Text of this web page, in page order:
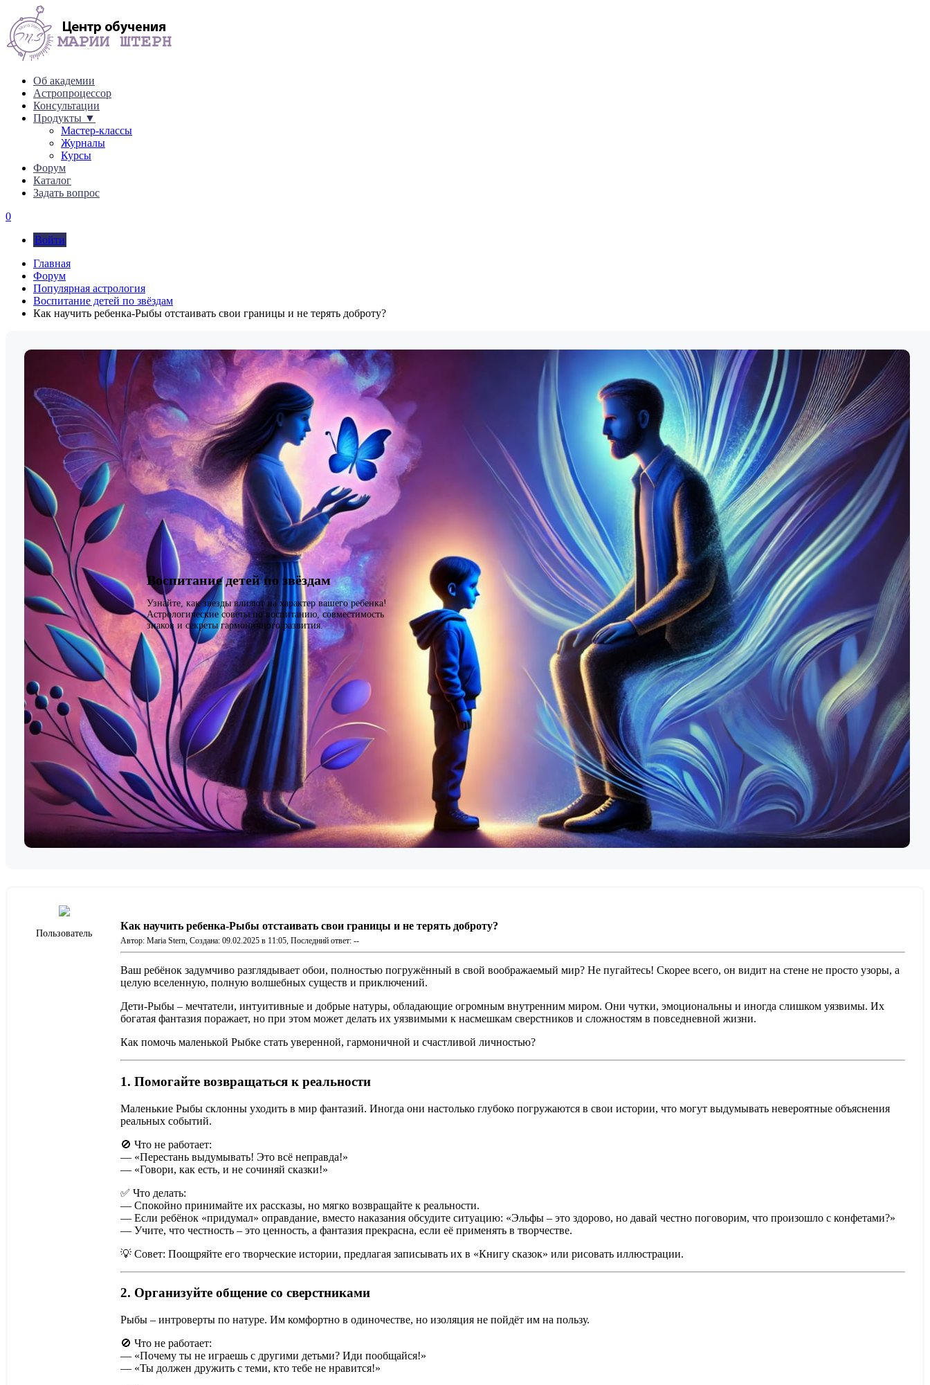
Об академии
Астропроцессор
Консультации
Продукты ▼
Мастер-классы
Журналы
Курсы
Форум
Каталог
Задать вопрос
0
Войти
Главная
Форум
Популярная астрология
Воспитание детей по звёздам
Как научить ребенка-Рыбы отстаивать свои границы и не терять доброту?
Воспитание детей по звёздам
Узнайте, как звезды влияют на характер вашего ребенка!
Астрологические советы по воспитанию, совместимость
знаков и секреты гармоничного развития.
Пользователь
Как научить ребенка-Рыбы отстаивать свои границы и не терять доброту?
Автор: Maria Stern, Создана: 09.02.2025 в 11:05, Последний ответ: --
Ваш ребёнок задумчиво разглядывает обои, полностью погружённый в свой воображаемый мир? Не пугайтесь! Скорее всего, он видит на стене не просто узоры, а
целую вселенную, полную волшебных существ и приключений.
Дети-Рыбы – мечтатели, интуитивные и добрые натуры, обладающие огромным внутренним миром. Они чутки, эмоциональны и иногда слишком уязвимы. Их
богатая фантазия поражает, но при этом может делать их уязвимыми к насмешкам сверстников и сложностям в повседневной жизни.
Как помочь маленькой Рыбке стать уверенной, гармоничной и счастливой личностью?
1. Помогайте возвращаться к реальности
Маленькие Рыбы склонны уходить в мир фантазий. Иногда они настолько глубоко погружаются в свои истории, что могут выдумывать невероятные объяснения
реальных событий.
🚫 Что не работает:
— «Перестань выдумывать! Это всё неправда!»
— «Говори, как есть, и не сочиняй сказки!»
✅ Что делать:
— Спокойно принимайте их рассказы, но мягко возвращайте к реальности.
— Если ребёнок «придумал» оправдание, вместо наказания обсудите ситуацию: «Эльфы – это здорово, но давай честно поговорим, что произошло с конфетами?»
— Учите, что честность – это ценность, а фантазия прекрасна, если её применять в творчестве.
💡 Совет: Поощряйте его творческие истории, предлагая записывать их в «Книгу сказок» или рисовать иллюстрации.
2. Организуйте общение со сверстниками
Рыбы – интроверты по натуре. Им комфортно в одиночестве, но изоляция не пойдёт им на пользу.
🚫 Что не работает:
— «Почему ты не играешь с другими детьми? Иди пообщайся!»
— «Ты должен дружить с теми, кто тебе не нравится!»